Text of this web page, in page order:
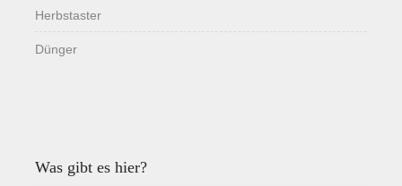
Herbstaster
Dünger
Was gibt es hier?